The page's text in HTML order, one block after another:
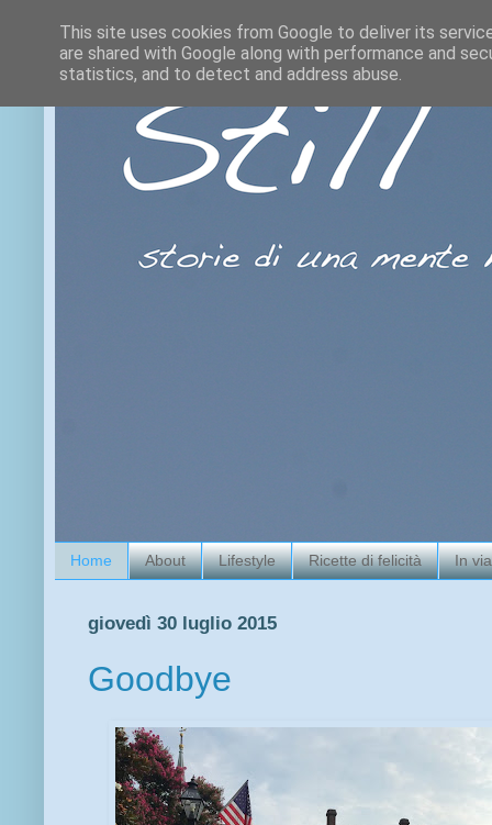
Home About Lifestyle Ricette di felicità In
giovedì 30 luglio 2015
Goodbye
This site uses cookies from Google to deliver its
are shared with Google along with performance and
statistics, and to detect and address abuse.